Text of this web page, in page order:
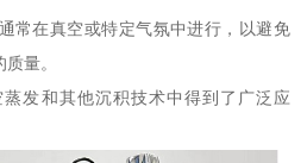
常在真空或特定气氛中进行，以避免
量。
发和其他沉积技术中得到了广泛应